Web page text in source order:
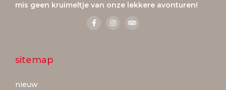
mis geen kruimeltje van onze lekkere avonturen!
sitemap
nieuw